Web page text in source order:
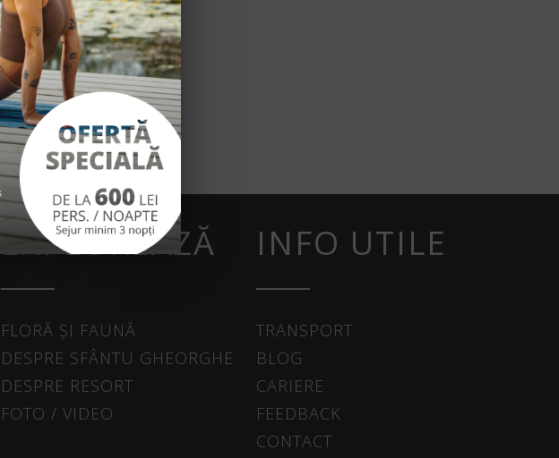
EXPLOREAZĂ
FLORĂ ȘI FAUNĂ
DESPRE SFÂNTU GHEORGHE
DESPRE RESORT
FOTO / VIDEO
INFO UTILE
TRANSPORT
BLOG
CARIERE
FEEDBACK
CONTACT